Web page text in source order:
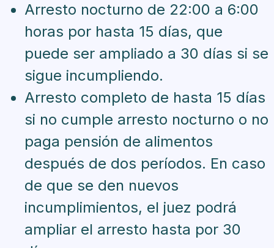
Arresto nocturno de 22:00 a 6:00
horas por hasta 15 días, que
puede ser ampliado a 30 días si se
sigue incumpliendo.
Arresto completo de hasta 15 días
si no cumple arresto nocturno o no
paga pensión de alimentos
después de dos períodos. En caso
de que se den nuevos
incumplimientos, el juez podrá
ampliar el arresto hasta por 30